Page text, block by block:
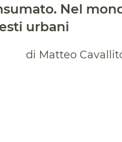
Nel
urbani
di Matteo